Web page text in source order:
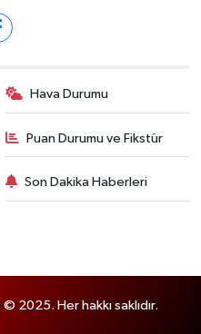
Hava Durumu
Puan Durumu ve Fikstür
Son Dakika Haberleri
2025. Her hakkı saklıdır.